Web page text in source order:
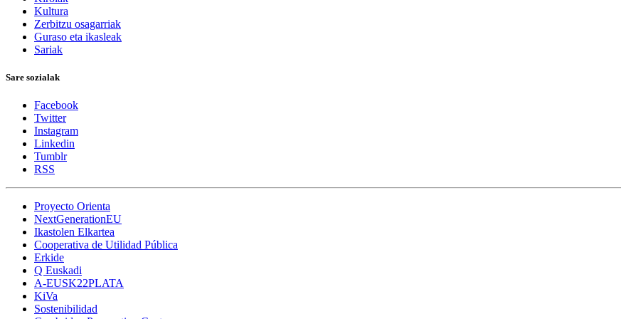
Kultura
Zerbitzu osagarriak
Guraso eta ikasleak
Sariak
Sare sozialak
Facebook
Twitter
Instagram
Linkedin
Tumblr
RSS
Proyecto Orienta
NextGenerationEU
Ikastolen Elkartea
Cooperativa de Utilidad Pública
Erkide
Q Euskadi
A-EUSK22PLATA
KiVa
Sostenibilidad